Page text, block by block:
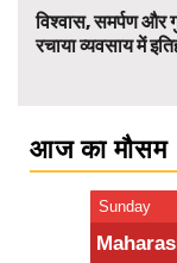
विश्वास, समर्पण और
रचाया व्यवसाय में
आज का मौसम
Sunday